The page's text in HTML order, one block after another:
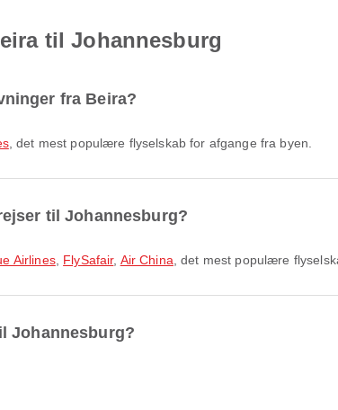
til Johannesburg
fra Beira?
, det mest populære flyselskab for afgange fra byen.
til Johannesburg?
Airlines, FlySafair, Air China , det mest populære
Johannesburg?